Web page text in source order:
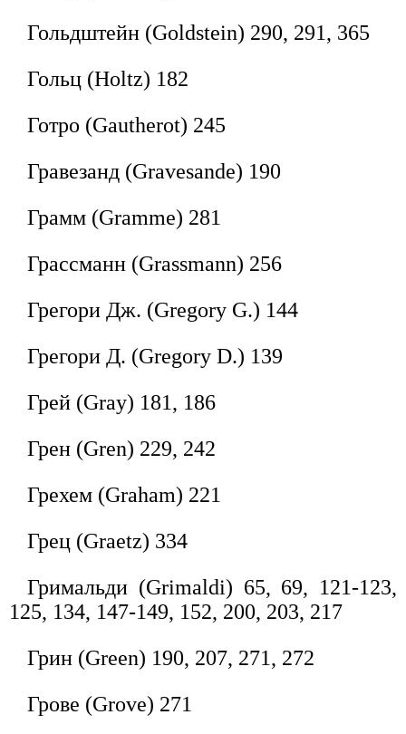
Гольдштейн (Goldstein) 290, 291, 365
Гольц (Holtz) 182
Готро (Gautherot) 245
Гравезанд (Gravesande) 190
Грамм (Gramme) 281
Грассманн (Grassmann) 256
Грегори Дж. (Gregory G.) 144
Грегори Д. (Gregory D.) 139
Грей (Gray) 181, 186
Грен (Gren) 229, 242
Грехем (Graham) 221
Грец (Graetz) 334
Гримальди (Grimaldi) 65, 69, 121-123,
125, 134, 147-149, 152, 200, 203, 217
Грин (Green) 190, 207, 271, 272
Грове (Grove) 271